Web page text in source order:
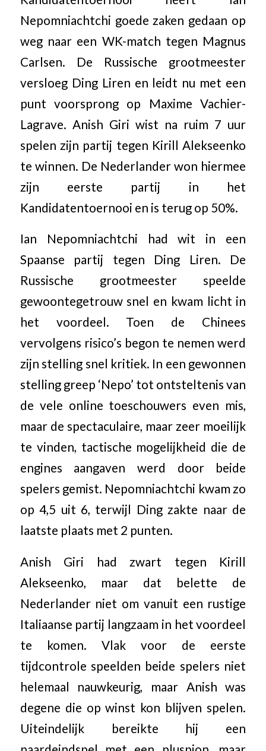
Nepomniachtchi goede zaken gedaan op
weg naar een WK-match tegen Magnus
Carlsen. De Russische grootmeester
versloeg Ding Liren en leidt nu met een
punt voorsprong op Maxime Vachier-
Lagrave. Anish Giri wist na ruim 7 uur
spelen zijn partij tegen Kirill Alekseenko
te winnen. De Nederlander won hiermee
zijn eerste partij in het
Kandidatentoernooi en is terug op 50%.
Ian Nepomniachtchi had wit in een
Spaanse partij tegen Ding Liren. De
Russische grootmeester speelde
gewoontegetrouw snel en kwam licht in
het voordeel. Toen de Chinees
vervolgens risico’s begon te nemen werd
zijn stelling snel kritiek. In een gewonnen
stelling greep ‘Nepo’ tot ontsteltenis van
de vele online toeschouwers even mis,
maar de spectaculaire, maar zeer moeilijk
te vinden, tactische mogelijkheid die de
engines aangaven werd door beide
spelers gemist. Nepomniachtchi kwam zo
op 4,5 uit 6, terwijl Ding zakte naar de
laatste plaats met 2 punten.
Anish Giri had zwart tegen Kirill
Alekseenko, maar dat belette de
Nederlander niet om vanuit een rustige
Italiaanse partij langzaam in het voordeel
te komen. Vlak voor de eerste
tijdcontrole speelden beide spelers niet
helemaal nauwkeurig, maar Anish was
degene die op winst kon blijven spelen.
Uiteindelijk bereikte hij een